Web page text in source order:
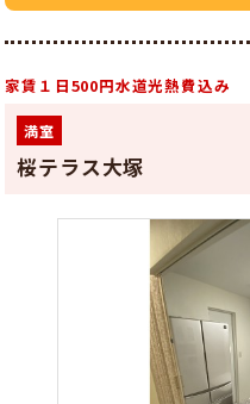
家賃１日500円水道光熱費込み
満室
桜テラス大塚